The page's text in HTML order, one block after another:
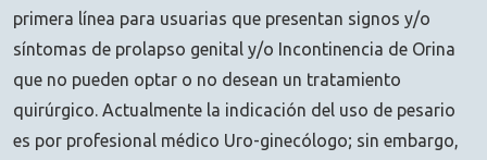
primera línea para usuarias que presentan signos y/o
síntomas de prolapso genital y/o Incontinencia de Orina
que no pueden optar o no desean un tratamiento
quirúrgico. Actualmente la indicación del uso de pesario
es por profesional médico Uro-ginecólogo; sin embargo,